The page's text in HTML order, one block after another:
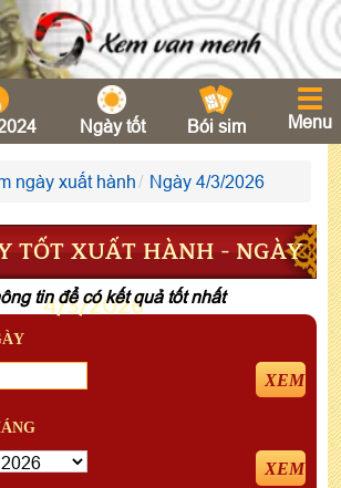
Ngày tốt Bói sim Menu
ngày xuất hành Ngày 4/3/2026
TỐT XUẤT HÀNH - NGÀY
4/3/2026
tin để có kết quả tốt nhất
XEM
XEM